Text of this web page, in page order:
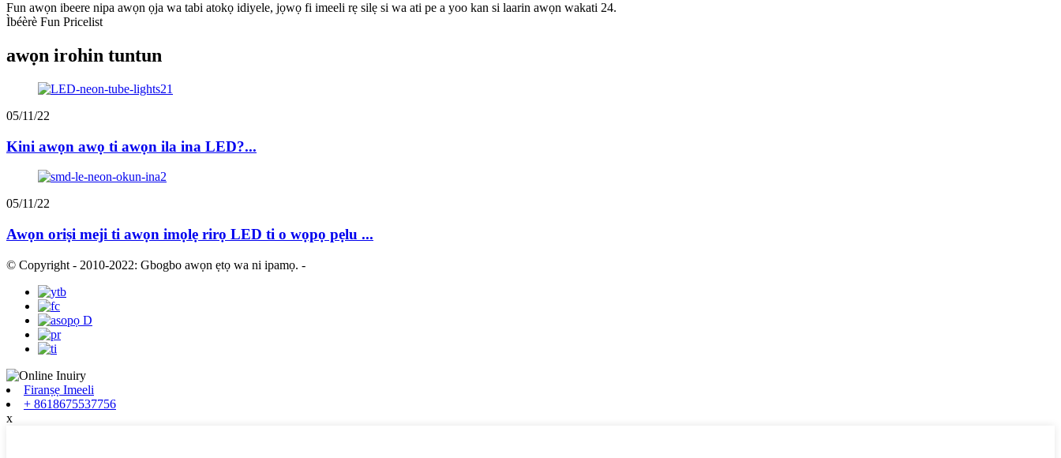
Fun awọn ibeere nipa awọn ọja wa tabi atokọ idiyele, jọwọ fi imeeli rẹ silẹ si wa ati pe a yoo kan si laarin awọn wakati 24.
Ìbéèrè Fun Pricelist
awọn irohin tuntun
05/11/22
Kini awọn awọ ti awọn ila ina LED?...
05/11/22
Awọn oriṣi meji ti awọn imọlẹ rirọ LED ti o wọpọ pẹlu ...
© Copyright - 2010-2022: Gbogbo awọn ẹtọ wa ni ipamọ. -
Firanṣẹ Imeeli
+ 8618675537756
x